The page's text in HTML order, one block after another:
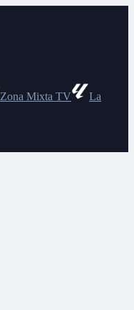
Zona Mixta TV
La